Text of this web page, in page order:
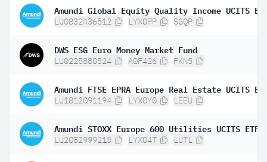
LU0832436512 LYX0PP SGQP
DWS ESG Euro Money Market Fund
LU0225880524 A0F426 FKN5
Amundi FTSE EPRA Europe Real Estate UCITS
LU1812091194 LYX0Y0 LEEU
Amundi STOXX Europe 600 Utilities UCITS ETF
LU2082999215 LYX04T LUTL